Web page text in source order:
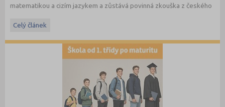
matematikou a cizím jazykem a zůstává povinná zkouška z českého
informacemi.
Celý článek